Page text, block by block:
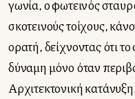
γωνία, ο φωτεινός
σκοτεινούς τοίχους,
ορατή, δείχνοντας ότι
δύναμη μόνο όταν
Αρχιτεκτονική